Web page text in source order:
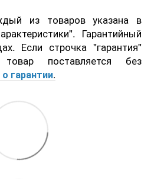
из товаров указана в
Гарантийный
Если строчка "гарантия"
поставляется без
гарантии.